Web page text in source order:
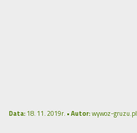
Data:18. 11. 2019r. •Autor:wywoz-gruzu.pl